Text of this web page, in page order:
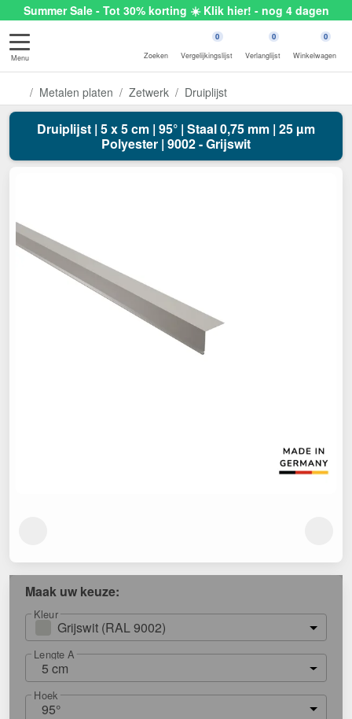
Summer Sale - Tot 30% korting ☀️ Klik hier! - nog 4 dagen
Menu Zoeken
0
Vergelijkingslijst
0
Verlanglijst
0
Winkelwagen
Metalen platen Zetwerk Druiplijst
Druiplijst | 5 x 5 cm | 95° | Staal 0,75 mm | 25 µm
Polyester | 9002 - Grijswit
Maak uw keuze:
Kleur
Grijswit (RAL 9002)
Lengte A
5 cm
Hoek
95°